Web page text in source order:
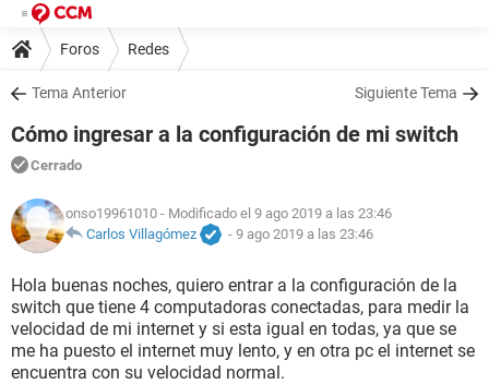
Foros Redes
Tema Anterior Siguiente Tema
Cómo ingresar a la configuración de mi switch
Cerrado
onso19961010 - Modificado el 9 ago 2019 a las 23:46
Carlos Villagómez
- 9 ago 2019 a las 23:46
Hola buenas noches, quiero entrar a la configuración de la
switch que tiene 4 computadoras conectadas, para medir la
velocidad de mi internet y si esta igual en todas, ya que se
me ha puesto el internet muy lento, y en otra pc el internet se
encuentra con su velocidad normal.